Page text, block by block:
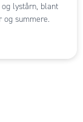
lystårn, blant
og summere.